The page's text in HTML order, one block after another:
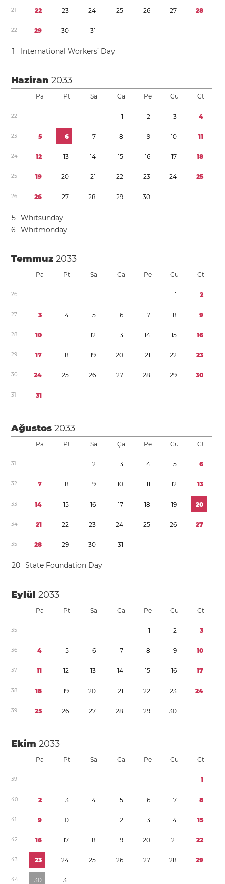
21 22 23 24 25 26 27 28
22 29 30 31
1 International Workers’ Day
Haziran2033
Pa Pt Sa Ça Pe Cu Ct
22 1 2 3 4
23 5 6 7 8 9 10 11
24 12 13 14 15 16 17 18
25 19 20 21 22 23 24 25
26 26 27 28 29 30
5 Whitsunday
6
Whitmonday
Temmuz2033
Pa Pt Sa Ça Pe Cu Ct
26 1 2
27 3 4 5 6 7 8 9
28 10 11 12 13 14 15 16
29 17 18 19 20 21 22 23
30 24 25 26 27 28 29 30
31 31
Ağustos2033
Pa Pt Sa Ça Pe Cu Ct
31 1 2 3 4 5 6
32 7 8 9 10 11 12 13
33 14 15 16 17 18 19 20
34 21 22 23 24 25 26 27
35 28 29 30 31
20 State Foundation Day
Eylül2033
Pa Pt Sa Ça Pe Cu Ct
35 1 2 3
36 4 5 6 7 8 9 10
37 11 12 13 14 15 16 17
38 18 19 20 21 22 23 24
39 25 26 27 28 29 30
Ekim2033
Pa Pt Sa Ça Pe Cu Ct
39 1
40 2 3 4 5 6 7 8
41 9 10 11 12 13 14 15
42 16 17 18 19 20 21 22
43 23 24 25 26 27 28 29
44 30 31